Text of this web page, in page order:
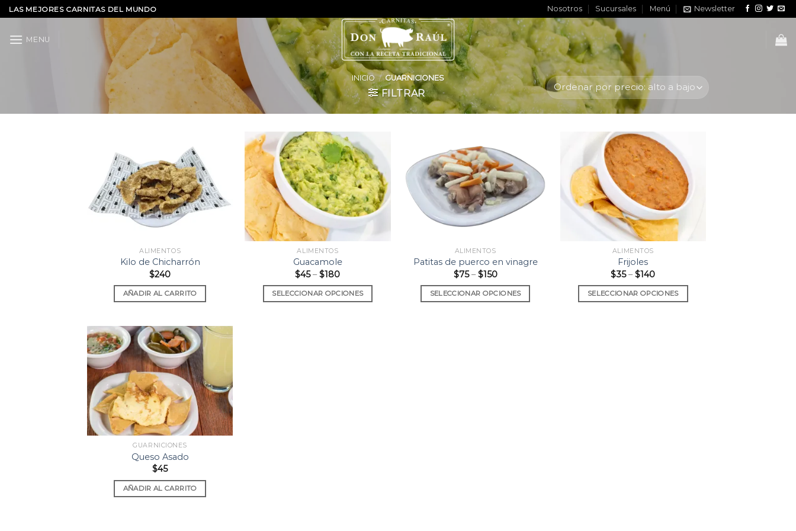
Skip
to
content
LAS MEJORES CARNITAS DEL MUNDO Nosotros Sucursales Menú Newsletter
MENU
INICIO / GUARNICIONES
FILTRAR
Add to
wishlist
ALIMENTOS
Kilo de Chicharrón
$240
AÑADIR AL CARRITO
Add to
wishlist
ALIMENTOS
Guacamole
$45–$180
SELECCIONAR OPCIONES
Add to
wishlist
ALIMENTOS
Patitas de puerco en vinagre
$75–$150
SELECCIONAR OPCIONES
Add to
wishlist
ALIMENTOS
Frijoles
$35–$140
SELECCIONAR OPCIONES
Add to
GUARNICIONES
Queso Asado
$45
AÑADIR AL CARRITO